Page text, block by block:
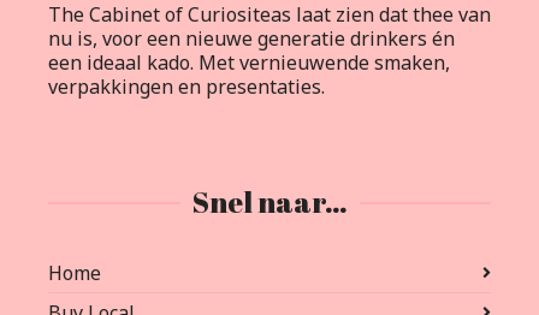
The Cabinet of Curiositeas laat zien dat thee van
nu is, voor een nieuwe generatie drinkers én
een ideaal kado. Met vernieuwende smaken,
verpakkingen en presentaties.
Snel naar…
Home